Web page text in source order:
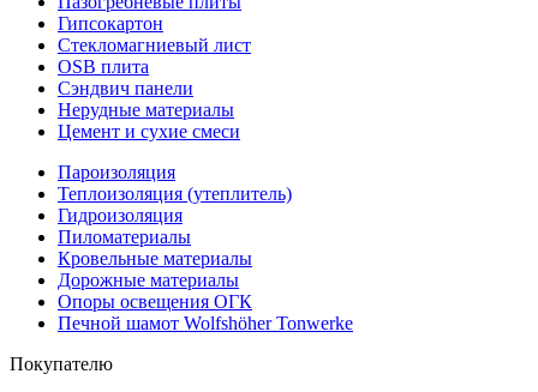
Гипсокартон
Стекломагниевый лист
OSB плита
Сэндвич панели
Нерудные материалы
Цемент и сухие смеси
Пароизоляция
Теплоизоляция (утеплитель)
Гидроизоляция
Пиломатериалы
Кровельные материалы
Дорожные материалы
Опоры освещения ОГК
Печной шамот Wolfshöher Tonwerke
Покупателю